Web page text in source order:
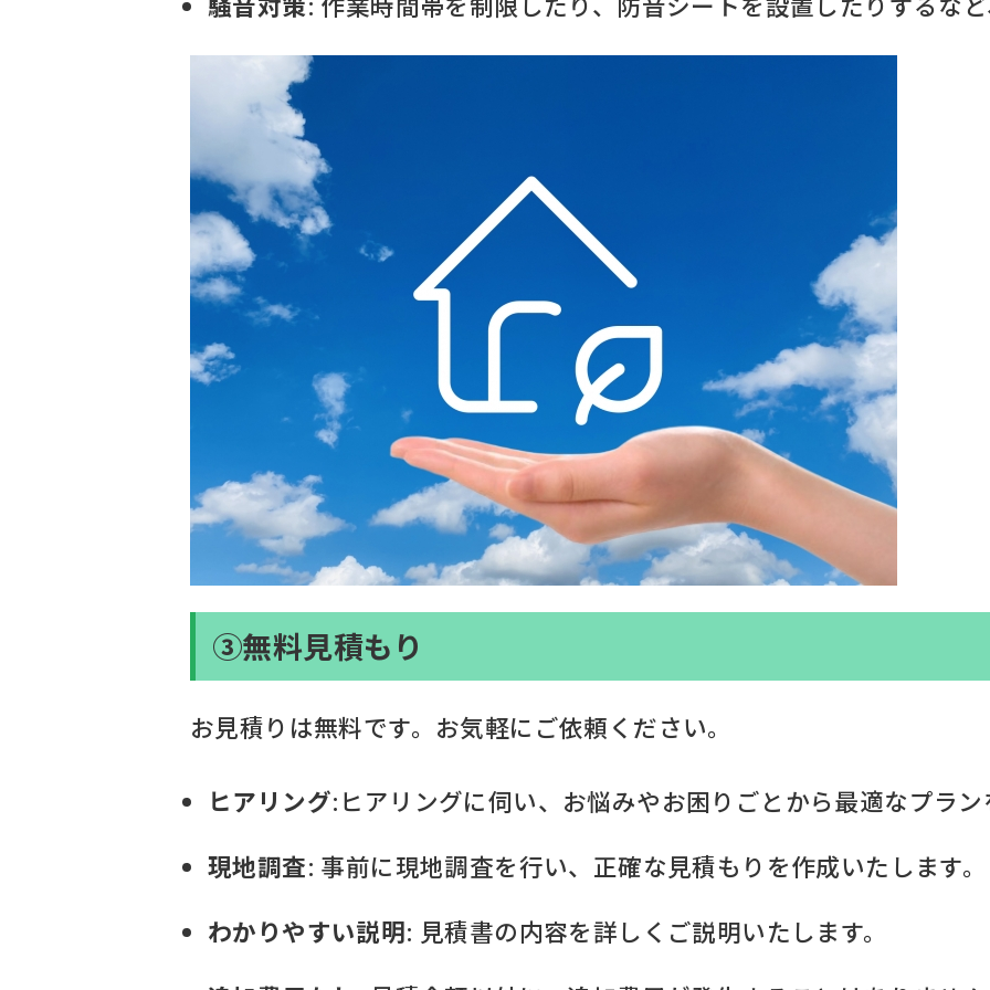
③無料見積もり
お見積りは無料です。お気軽にご依頼ください。
ヒアリング:ヒアリングに伺い、お悩みやお困りごとから最適なプラン
現地調査: 事前に現地調査を行い、正確な見積もりを作成いたします。
わかりやすい説明: 見積書の内容を詳しくご説明いたします。